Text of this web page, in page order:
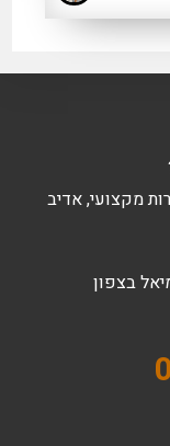
מקצועי, אדיב
בצפון